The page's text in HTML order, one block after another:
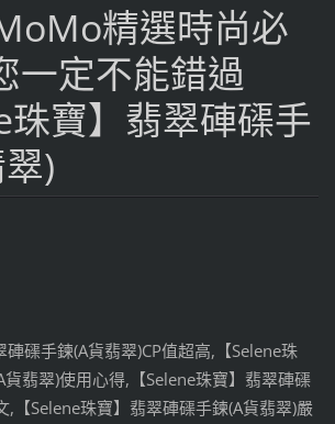
精選時尚必
一定不能錯過
珠寶】翡翠硨磲手
)
硨磲手鍊(A貨翡翠)CP值超高,【Selene珠
翡翠)使用心得,【Selene珠寶】翡翠硨磲
,【Selene珠寶】翡翠硨磲手鍊(A貨翡翠)嚴